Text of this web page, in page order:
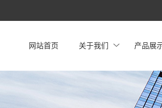
网站首页 关于我们 产品展